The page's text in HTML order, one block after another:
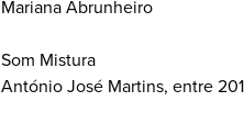
Mariana Abrunheiro
Som Mistura
António José Martins, entre